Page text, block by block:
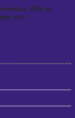
2026 im
statt!